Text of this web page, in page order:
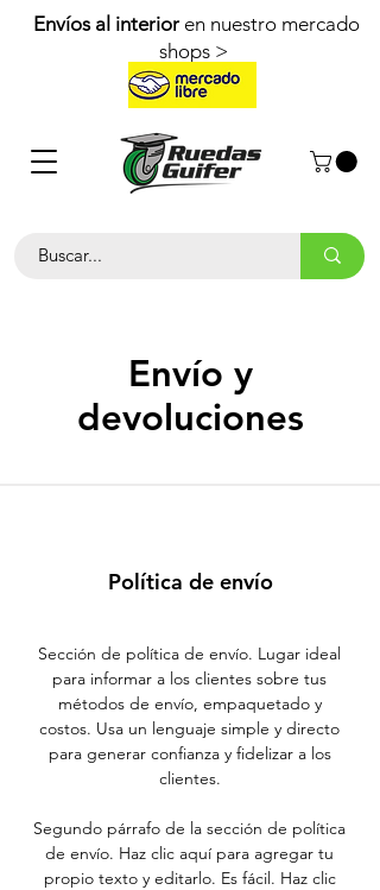
Envíos al interioren nuestro mercado
shops >
Envío y
devoluciones
Política de envío
Sección de política de envío. Lugar ideal
para informar a los clientes sobre tus
métodos de envío, empaquetado y
costos. Usa un lenguaje simple y directo
para generar confianza y fidelizar a los
clientes.
Segundo párrafo de la sección de política
de envío. Haz clic aquí para agregar tu
propio texto y editarlo. Es fácil. Haz clic